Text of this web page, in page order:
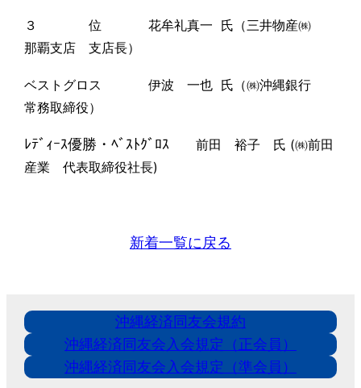
３ 位 花牟礼真一 氏（三井物産㈱
那覇支店 支店長）
ベストグロス 伊波 一也 氏（㈱沖縄銀行
常務取締役）
ﾚﾃﾞｨｰｽ優勝・ﾍﾞｽﾄｸﾞﾛｽ前田 裕子 氏 (㈱前田
産業 代表取締役社長)
新着一覧に戻る
沖縄経済同友会規約
沖縄経済同友会入会規定（正会員）
沖縄経済同友会入会規定（準会員）